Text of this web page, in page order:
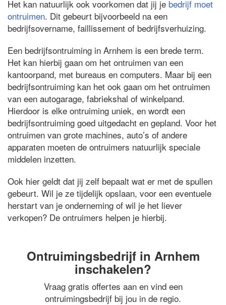
Het kan natuurlijk ook voorkomen dat jij je bedrijf moet
ontruimen. Dit gebeurt bijvoorbeeld na een
bedrijfsovername, faillissement of bedrijfsverhuizing.
Een bedrijfsontruiming in Arnhem is een brede term.
Het kan hierbij gaan om het ontruimen van een
kantoorpand, met bureaus en computers. Maar bij een
bedrijfsontruiming kan het ook gaan om het ontruimen
van een autogarage, fabriekshal of winkelpand.
Hierdoor is elke ontruiming uniek, en wordt een
bedrijfsontruiming goed uitgedacht en gepland. Voor het
ontruimen van grote machines, auto’s of andere
apparaten moeten de ontruimers natuurlijk speciale
middelen inzetten.
Ook hier geldt dat jij zelf bepaalt wat er met de spullen
gebeurt. Wil je ze tijdelijk opslaan, voor een eventuele
herstart van je onderneming of wil je het liever
verkopen? De ontruimers helpen je hierbij.
Ontruimingsbedrijf in Arnhem
inschakelen?
Vraag gratis offertes aan en vind een
ontruimingsbedrijf bij jou in de regio.